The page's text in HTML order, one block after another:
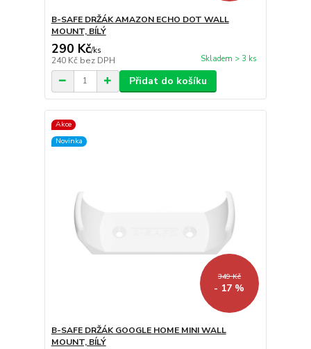
B-SAFE DRŽÁK AMAZON ECHO DOT WALL
MOUNT, BÍLÝ
290 Kč/ks
240 Kč bez DPH Skladem > 3 ks
Přidat do košíku
Akce
Novinka
349 Kč
- 17 %
B-SAFE DRŽÁK GOOGLE HOME MINI WALL
MOUNT, BÍLÝ